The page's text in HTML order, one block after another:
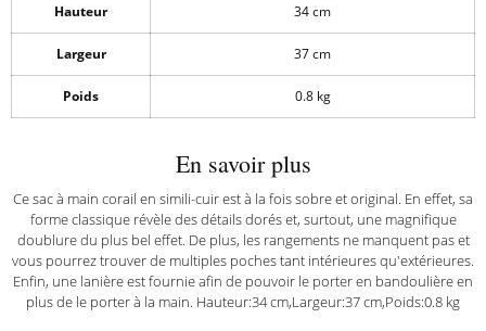
Hauteur 34 cm
Largeur 37 cm
Poids 0.8 kg
En savoir plus
Ce sac à main corail en simili-cuir est à la fois sobre et original. En effet, sa
forme classique révèle des détails dorés et, surtout, une magnifique
doublure du plus bel effet. De plus, les rangements ne manquent pas et
vous pourrez trouver de multiples poches tant intérieures qu'extérieures.
Enfin, une lanière est fournie afin de pouvoir le porter en bandoulière en
plus de le porter à la main. Hauteur:34 cm,Largeur:37 cm,Poids:0.8 kg